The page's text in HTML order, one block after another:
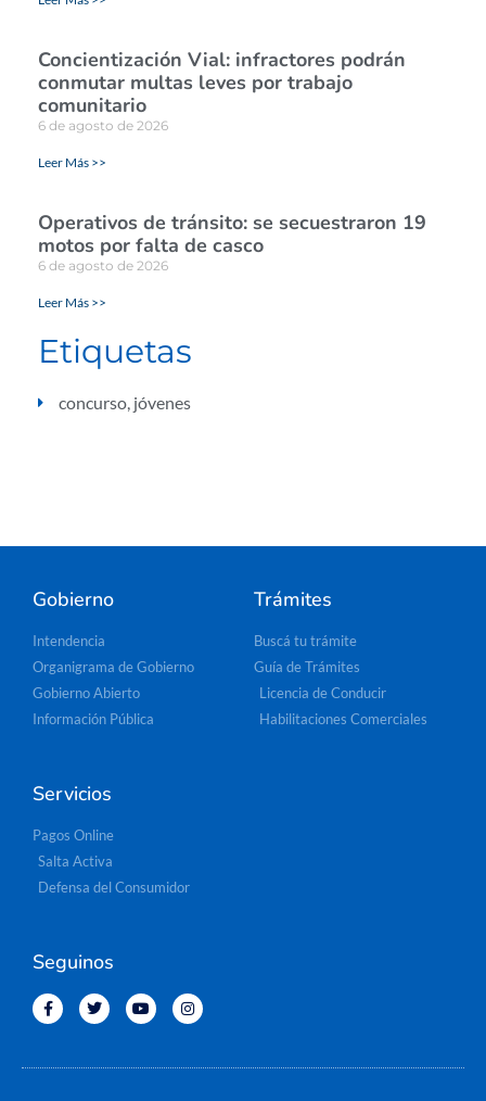
Concientización Vial: infractores podrán
conmutar multas leves por trabajo
comunitario
6 de agosto de 2026
Leer Más >>
Operativos de tránsito: se secuestraron 19
motos por falta de casco
6 de agosto de 2026
Leer Más >>
Etiquetas
concurso, jóvenes
Gobierno
Intendencia
Organigrama de Gobierno
Gobierno Abierto
Información Pública
Trámites
Buscá tu trámite
Guía de Trámites
Licencia de Conducir
Habilitaciones Comerciales
Servicios
Pagos Online
Salta Activa
Defensa del Consumidor
Seguinos